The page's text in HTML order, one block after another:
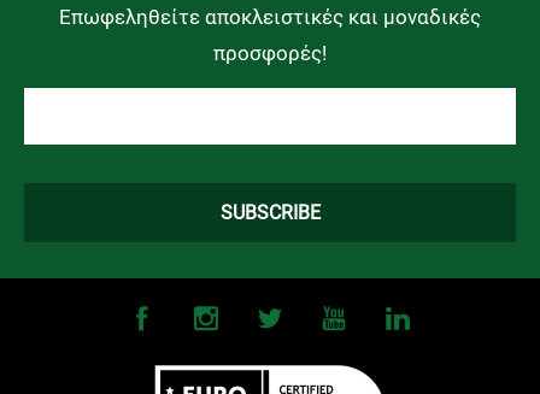
Επωφεληθείτε αποκλειστικές και μοναδικές
προσφορές!